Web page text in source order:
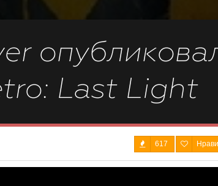
Last Light

617